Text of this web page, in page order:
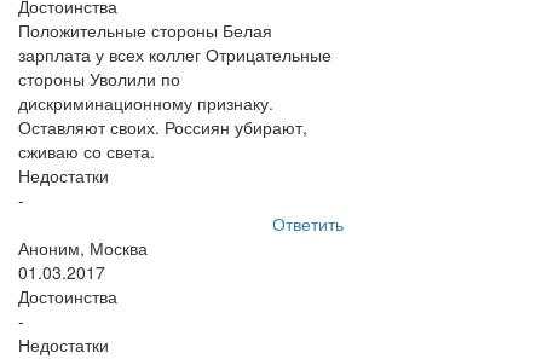
Достоинства
Положительные стороны Белая
зарплата у всех коллег Отрицательные
стороны Уволили по
дискриминационному признаку.
Оставляют своих. Россиян убирают,
сживаю со света.
Недостатки
-
Ответить
Аноним, Москва
01.03.2017
Достоинства
-
Недостатки